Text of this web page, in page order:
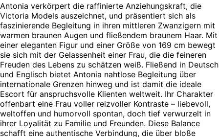
Antonia verkörpert die raffinierte Anziehungskraft, die
Victoria Models auszeichnet, und präsentiert sich als
faszinierende Begleitung in ihren mittleren Zwanzigern mit
warmen braunen Augen und fließendem braunem Haar. Mit
einer eleganten Figur und einer Größe von 169 cm bewegt
sie sich mit der Gelassenheit einer Frau, die die feineren
Freuden des Lebens zu schätzen weiß. Fließend in Deutsch
und Englisch bietet Antonia nahtlose Begleitung über
internationale Grenzen hinweg und ist damit die ideale
Escort für anspruchsvolle Klienten weltweit. Ihr Charakter
offenbart eine Frau voller reizvoller Kontraste – liebevoll,
weltoffen und humorvoll spontan, doch tief verwurzelt in
ihrer Loyalität zu Familie und Freunden. Diese Balance
schafft eine authentische Verbindung, die über bloße